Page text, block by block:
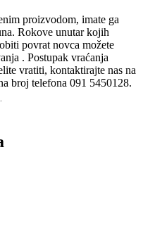
proizvodom, imate ga
Rokove unutar kojih
povrat novca možete
. Postupak vraćanja
vratiti, kontaktirajte nas na
broj telefona 091 5450128.